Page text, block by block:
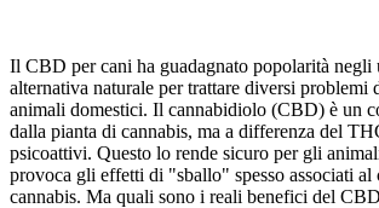
Il CBD per cani ha guadagnato popolarità negli
alternativa naturale per trattare diversi problemi
animali domestici. Il cannabidiolo (CBD) è un
dalla pianta di cannabis, ma a differenza del
psicoattivi. Questo lo rende sicuro per gli
provoca gli effetti di "sballo" spesso associati al
cannabis. Ma quali sono i reali benefici del